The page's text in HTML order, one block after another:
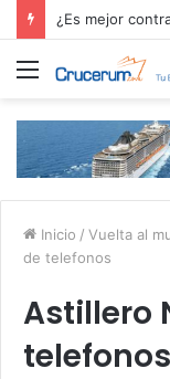
Menú
Inicio / Vuelta al
de telefonos
Astillero
telefonos